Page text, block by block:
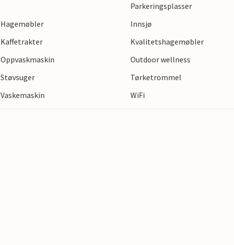
Parkeringsplasser
Hagemøbler
Innsjø
Kaffetrakter
Kvalitetshagemøbler
Oppvaskmaskin
Outdoor wellness
Støvsuger
Tørketrommel
Vaskemaskin WiFi